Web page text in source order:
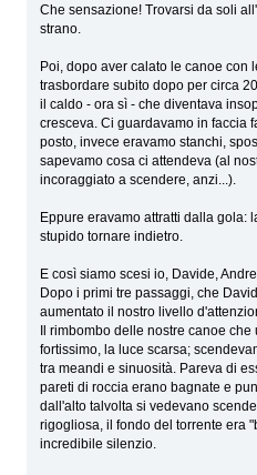
Che sensazione! Trovarsi da soli
strano.
Poi, dopo aver calato le canoe con
trasbordare subito dopo per circa
il caldo - ora sì - che diventava
cresceva. Ci guardavamo in faccia
posto, invece eravamo stanchi,
sapevamo cosa ci attendeva (al
incoraggiato a scendere, anzi...).
Eppure eravamo attratti dalla gola:
stupido tornare indietro.
E così siamo scesi io, Davide,
Dopo i primi tre passaggi, che
aumentato il nostro livello
Il rimbombo delle nostre canoe
fortissimo, la luce scarsa;
tra meandi e sinuosità. Pareva di
pareti di roccia erano bagnate e
dall'alto talvolta si vedevano
rigogliosa, il fondo del torrente era
incredibile silenzio.